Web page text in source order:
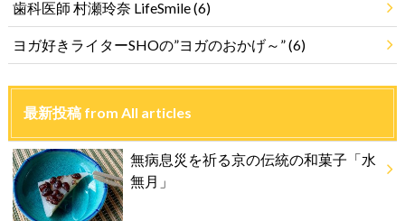
歯科医師 村瀬玲奈 LifeSmile(6)
ヨガ好きライターSHOの”ヨガのおかげ～”(6)
最新投稿 from All articles
無病息災を祈る京の伝統の和菓子「水
無月」